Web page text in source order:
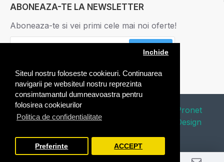
Siteul nostru foloseste cookieuri. Continuarea
navigarii pe websiteul nostru reprezinta
consimtamantul dumneavoastra pentru
folosirea cookieurilor
Politica de confidentialitate
Inchide
Preferinte ACCEPT
ABONEAZA-TE LA NEWSLETTER
Aboneaza-te si vei primi cele mai noi oferte!
Copyright © 2020 Edafico. All Rights
Reserved. Webdesign by
Pronet
Design